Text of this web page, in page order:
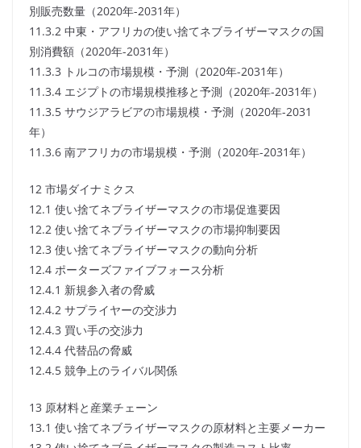
別販売数量（2020年-2031年）
11.3.2 中東・アフリカの使い捨てネブライザーマスクの国
別消費額（2020年-2031年）
11.3.3 トルコの市場規模・予測（2020年-2031年）
11.3.4 エジプトの市場規模推移と予測（2020年-2031年）
11.3.5 サウジアラビアの市場規模・予測（2020年-2031
年）
11.3.6 南アフリカの市場規模・予測（2020年-2031年）
12 市場ダイナミクス
12.1 使い捨てネブライザーマスクの市場促進要因
12.2 使い捨てネブライザーマスクの市場抑制要因
12.3 使い捨てネブライザーマスクの動向分析
12.4 ポーターズファイブフォース分析
12.4.1 新規参入者の脅威
12.4.2 サプライヤーの交渉力
12.4.3 買い手の交渉力
12.4.4 代替品の脅威
12.4.5 競争上のライバル関係
13 原材料と産業チェーン
13.1 使い捨てネブライザーマスクの原材料と主要メーカー